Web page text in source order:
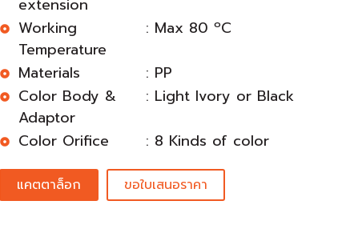
extension
Working
Temperature
: Max 80 ºC
Materials
: PP
Color Body &
Adaptor
: Light Ivory or Black
Color Orifice
: 8 Kinds of color
แคตตาล็อก ขอใบเสนอราคา